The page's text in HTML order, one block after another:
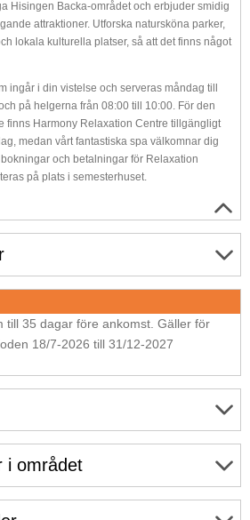
Hisingen Backa-området och erbjuder smidig
attraktioner. Utforska natursköna parker,
lokala kulturella platser, så att det finns något
ingår i din vistelse och serveras måndag till
på helgerna från 08:00 till 10:00. För den
finns Harmony Relaxation Centre tillgängligt
medan vårt fantastiska spa välkomnar dig
och betalningar för Relaxation
på plats i semesterhuset.
till 35 dagar före ankomst. Gäller för
18/7-2026 till 31/12-2027
i området